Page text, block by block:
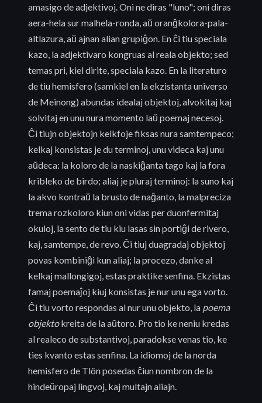
amasigo de adjektivoj. Oni ne diras "luno"; oni diras
aera-hela sur malhela-ronda, aŭ oranĝkolora-pala-
altlazura, aŭ ajnan alian grupiĝon. En ĉi tiu speciala
kazo, la adjektivaro kongruas al reala objekto; sed
temas pri, kiel dirite, speciala kazo. En la literaturo
de tiu hemisfero (samkiel en la ekzistanta universo
de Meinong) abundas idealaj objektoj, alvokitaj kaj
solvitaj en unu nura momento laŭ poemaj necesoj.
Ĉi tiujn objektojn kelkfoje fiksas nura samtempeco;
kelkaj konsistas je du terminoj, unu videca kaj unu
aŭdeca: la koloro de la naskiĝanta tago kaj la fora
kribleko de birdo; aliaj je pluraj terminoj: la suno kaj
la akvo kontraŭ la brusto de naĝanto, la malpreciza
trema rozkoloro kiun oni vidas per duonfermitaj
okuloj, la sento de tiu kiu lasas sin portiĝi de rivero,
kaj, samtempe, de revo. Ĉi tiuj duagradaj objektoj
povas kombiniĝi kun aliaj; la procezo, danke al
kelkaj mallongigoj, estas praktike senfina. Ekzistas
famaj poemaĵoj kiuj konsistas je nur unu ega vorto.
Ĉi tiu vorto respondas al nur unu objekto, la poema
objektokreita de la aŭtoro. Pro tio ke neniu kredas
al realeco de substantivoj, paradokse venas tio, ke
ties kvanto estas senfina. La idiomoj de la norda
hemisfero de Tlön posedas ĉiun nombron de la
hindeŭropaj lingvoj, kaj multajn aliajn.